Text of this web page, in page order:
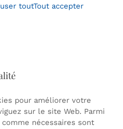
toutTout accepter
pour améliorer votre
sur le site Web. Parmi
nécessaires sont